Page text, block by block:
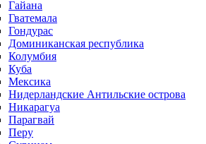
Гайана
Гватемала
Гондурас
Доминиканская республика
Колумбия
Куба
Мексика
Нидерландские Антильские острова
Никарагуа
Парагвай
Перу